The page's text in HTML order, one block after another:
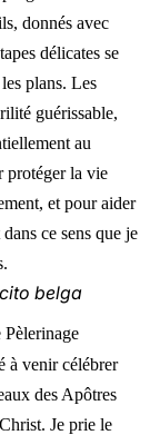
donnés avec
délicates se
plans. Les
guérissable,
au
protéger la vie
et pour aider
ce sens que je
belga
à venir célébrer
des Apôtres
Je prie le